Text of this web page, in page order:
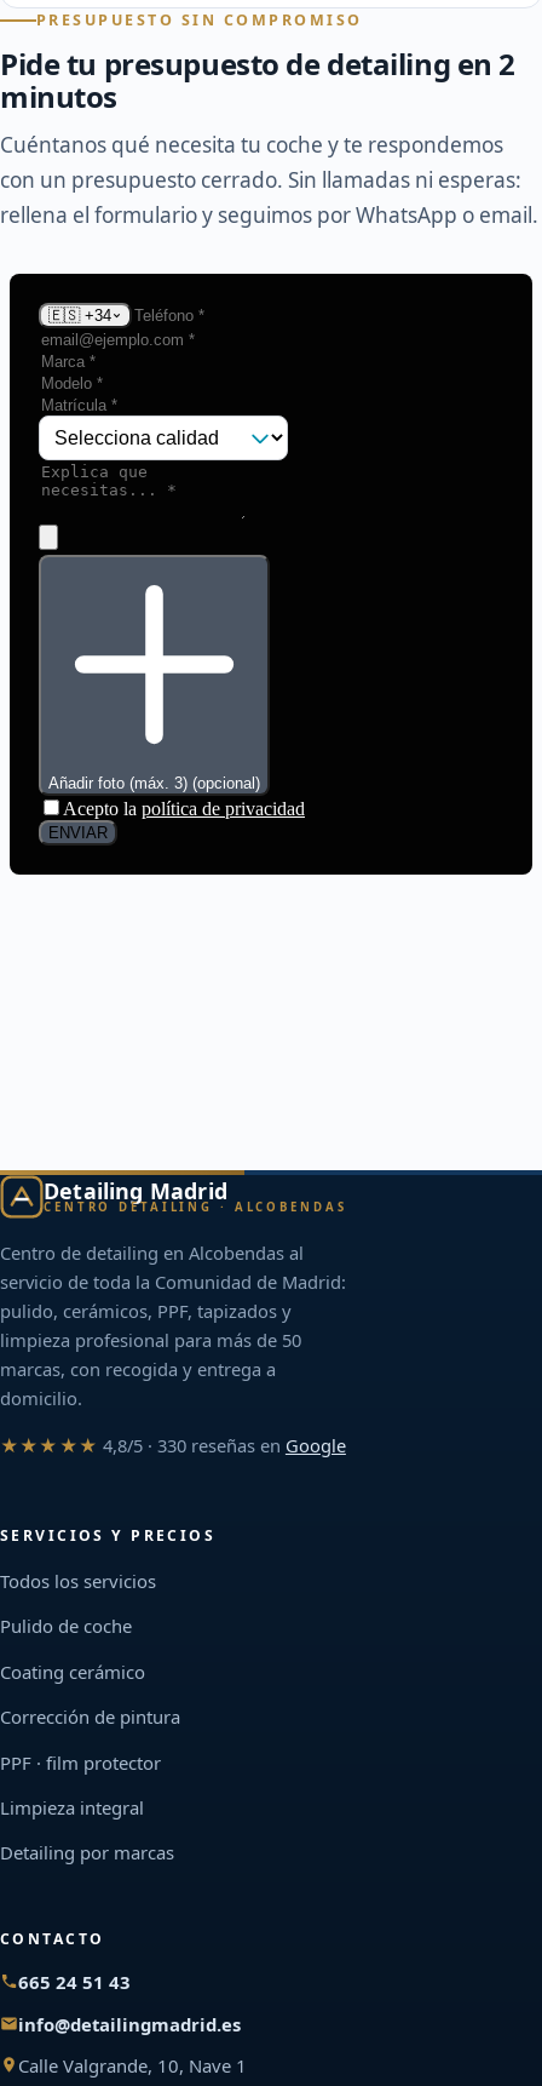
PRESUPUESTO SIN COMPROMISO
Pide tu presupuesto de detailing en 2
minutos
Cuéntanos qué necesita tu coche y te respondemos
con un presupuesto cerrado. Sin llamadas ni esperas:
rellena el formulario y seguimos por WhatsApp o email.
Detailing Madrid
CENTRO DETAILING · ALCOBENDAS
Centro de detailing en Alcobendas al
servicio de toda la Comunidad de Madrid:
pulido, cerámicos, PPF, tapizados y
limpieza profesional para más de 50
marcas, con recogida y entrega a
domicilio.
★★★★★ 4,8/5 · 330 reseñas en Google
SERVICIOS Y PRECIOS
Todos los servicios
Pulido de coche
Coating cerámico
Corrección de pintura
PPF · film protector
Limpieza integral
Detailing por marcas
CONTACTO
665 24 51 43
info@detailingmadrid.es
Calle Valgrande, 10, Nave 1